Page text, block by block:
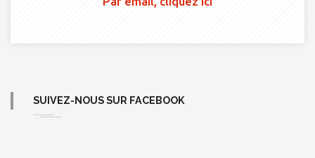
SUIVEZ-NOUS SUR FACEBOOK